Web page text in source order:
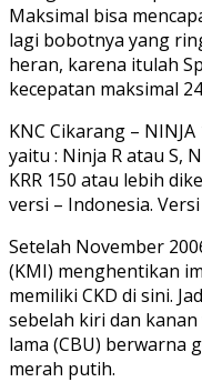
Maksimal bisa
lagi bobotnya yang
heran, karena itulah
kecepatan maksimal
KNC Cikarang –
yaitu : Ninja R atau S,
KRR 150 atau lebih
versi – Indonesia.
Setelah November
(KMI) menghentikan
memiliki CKD di sini.
sebelah kiri dan
lama (CBU) berwarna
merah putih.